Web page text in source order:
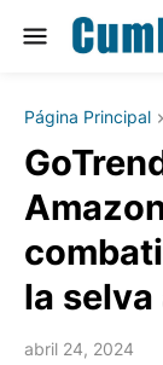
Página Principal
la
abril 24, 2024